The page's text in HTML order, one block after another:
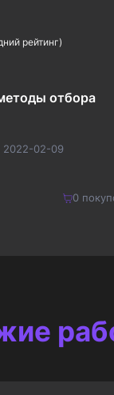
рейтинг)
отбора
2022-02-09
0